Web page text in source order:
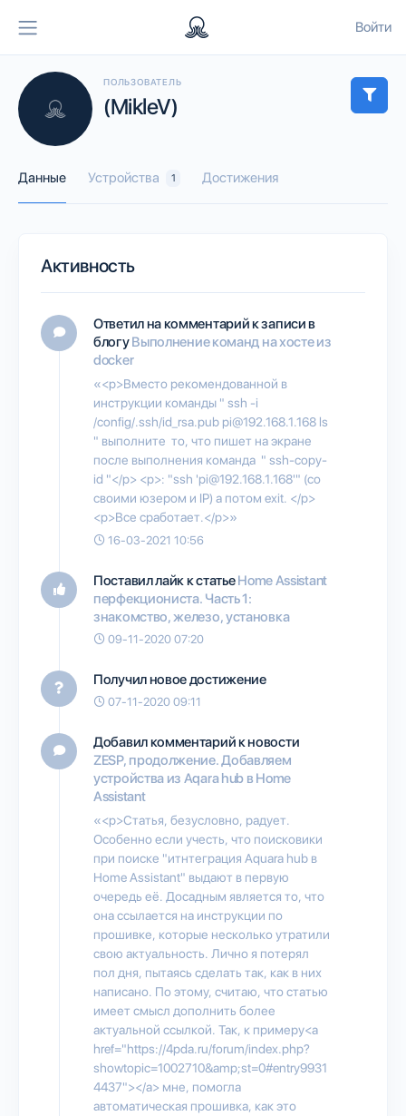
Войти
ПОЛЬЗОВАТЕЛЬ
(MikleV)
Данные Устройства 1 Достижения
Активность
Ответил на комментарий к записи в
блогуВыполнение команд на хосте из
docker
«<p>Вместо рекомендованной в
инструкции команды " ssh -i
/config/.ssh/id_rsa.pub pi@192.168.1.168 ls
" выполните то, что пишет на экране
после выполнения команда " ssh-copy-
id "</p> <p>: "ssh 'pi@192.168.1.168'" (со
своими юзером и IP) а потом exit. </p>
<p>Все сработает.</p>»
16-03-2021 10:56
Поставил лайк к статьеHome Assistant
перфекциониста. Часть 1:
знакомство, железо, установка
09-11-2020 07:20
Получил новое достижение
07-11-2020 09:11
Добавил комментарий к новости
ZESP, продолжение. Добавляем
устройства из Aqara hub в Home
Assistant
«<p>Статья, безусловно, радует.
Особенно если учесть, что поисковики
при поиске "итнтеграция Aquara hub в
Home Assistant" выдают в первую
очередь её. Досадным является то, что
она ссылается на инструкции по
прошивке, которые несколько утратили
свою актуальность. Лично я потерял
пол дня, пытаясь сделать так, как в них
написано. По этому, считаю, что статью
имеет смысл дополнить более
актуальной ссылкой. Так, к примеру<a
href="https://4pda.ru/forum/index.php?
showtopic=1002710&amp;st=0#entry9931
4437"></a> мне, помогла
автоматическая прошивка, как это